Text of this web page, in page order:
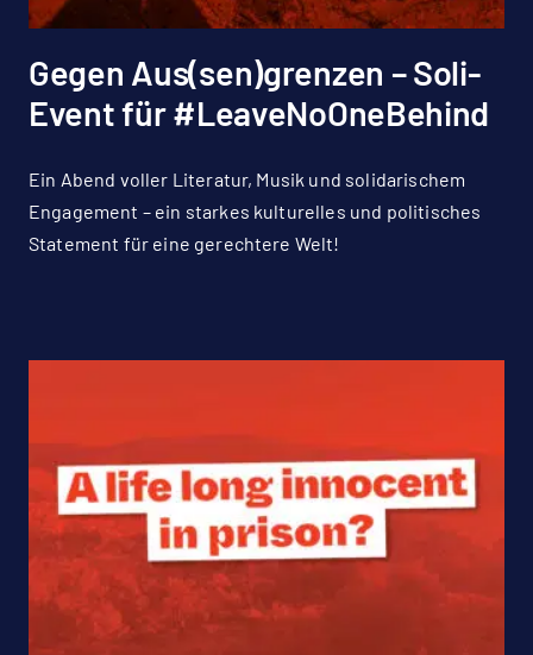
Gegen Aus(sen)grenzen – Soli-
Event für #LeaveNoOneBehind
Ein Abend voller Literatur, Musik und solidarischem
Engagement – ein starkes kulturelles und politisches
Statement für eine gerechtere Welt!